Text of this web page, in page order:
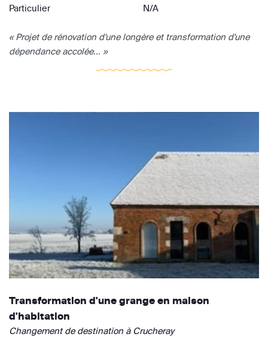
Particulier
N/A
« Projet de rénovation d'une longère et transformation d'une
dépendance accolée... »
Transformation d'une grange en maison
d'habitation
Changement de destination à Crucheray